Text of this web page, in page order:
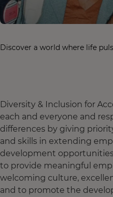
Discover a world where life
Diversity & Inclusion for
each and everyone and
differences by giving
and skills in extending
development
to provide meaningful
welcoming culture,
and to promote the